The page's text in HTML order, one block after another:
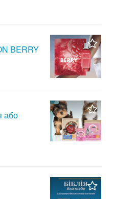
BERRY
або